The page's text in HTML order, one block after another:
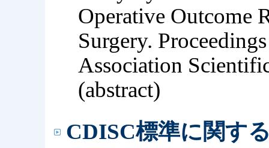
Operative Outcome
Surgery.
Association
(abstract)
CDISC標準に関す